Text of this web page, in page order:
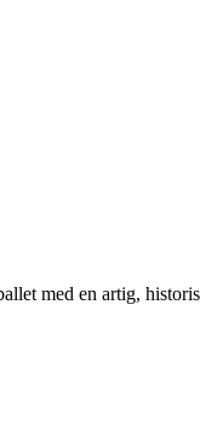
med en artig,